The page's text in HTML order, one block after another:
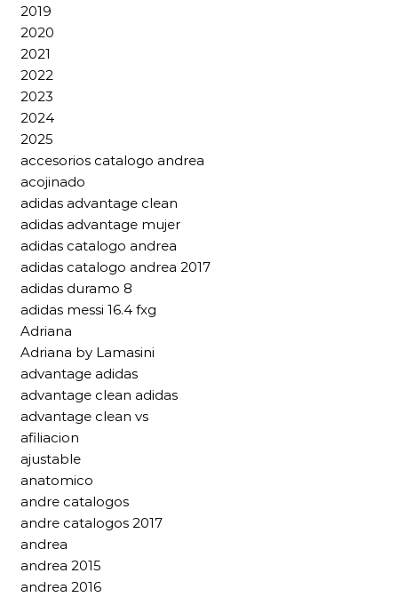
2019
2020
2021
2022
2023
2024
2025
accesorios catalogo andrea
acojinado
adidas advantage clean
adidas advantage mujer
adidas catalogo andrea
adidas catalogo andrea 2017
adidas duramo 8
adidas messi 16.4 fxg
Adriana
Adriana by Lamasini
advantage adidas
advantage clean adidas
advantage clean vs
afiliacion
ajustable
anatomico
andre catalogos
andre catalogos 2017
andrea
andrea 2015
andrea 2016